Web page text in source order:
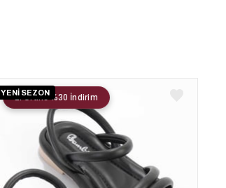
YENİ SEZON
2. Ürüne %30 İndirim